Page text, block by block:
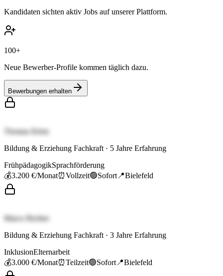
Kandidaten sichten aktiv Jobs auf unserer Plattform.
100+
Neue Bewerber-Profile kommen täglich dazu.
Bewerbungen erhalten
Thomas Klein
Bildung & Erziehung Fachkraft · 5 Jahre Erfahrung
FrühpädagogikSprachförderung
💰3.200 €/Monat⏰Vollzeit🟢Sofort 📍Bielefeld
Marco Richter
Bildung & Erziehung Fachkraft · 3 Jahre Erfahrung
InklusionElternarbeit
💰3.000 €/Monat⏰Teilzeit🟢Sofort 📍Bielefeld